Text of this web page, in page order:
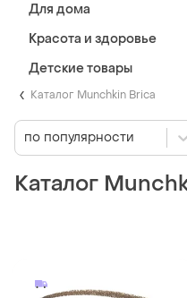
Каталог Munchkin Brica
Каталог
по популярности
Для дома
Красота и здоровье
Детские товары